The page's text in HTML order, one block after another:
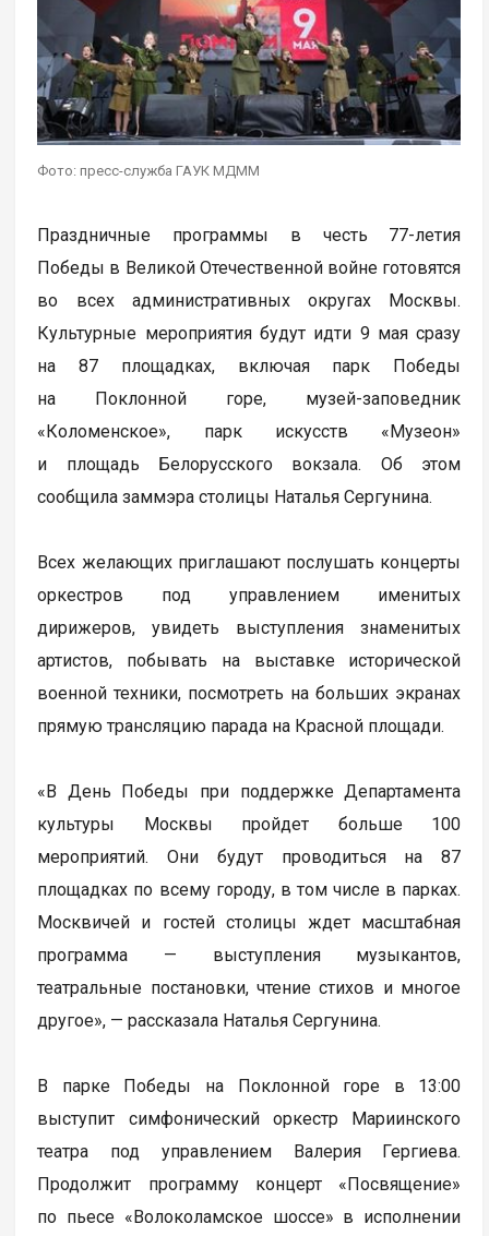
Фото: пресс-служба ГАУК МДММ
Праздничные программы в честь 77-летия
Победы в Великой Отечественной войне готовятся
во всех административных округах Москвы.
Культурные мероприятия будут идти 9 мая сразу
на 87 площадках, включая парк Победы
на Поклонной горе, музей-заповедник
«Коломенское», парк искусств «Музеон»
и площадь Белорусского вокзала. Об этом
сообщила заммэра столицы Наталья Сергунина.
Всех желающих приглашают послушать концерты
оркестров под управлением именитых
дирижеров, увидеть выступления знаменитых
артистов, побывать на выставке исторической
военной техники, посмотреть на больших экранах
прямую трансляцию парада на Красной площади.
«В День Победы при поддержке Департамента
культуры Москвы пройдет больше 100
мероприятий. Они будут проводиться на 87
площадках по всему городу, в том числе в парках.
Москвичей и гостей столицы ждет масштабная
программа — выступления музыкантов,
театральные постановки, чтение стихов и многое
другое», — рассказала Наталья Сергунина.
В парке Победы на Поклонной горе в 13:00
выступит симфонический оркестр Мариинского
театра под управлением Валерия Гергиева.
Продолжит программу концерт «Посвящение»
по пьесе «Волоколамское шоссе» в исполнении